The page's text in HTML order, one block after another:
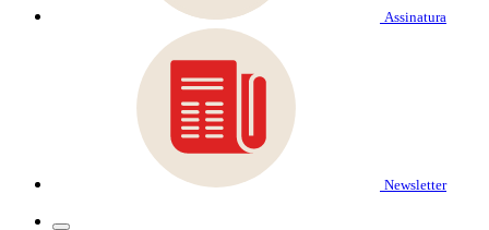
Assinatura
Newsletter